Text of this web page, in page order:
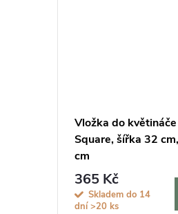
Vložka do
Square, šířka 32
cm
365 Kč
Skladem do 14
dní>20 ks